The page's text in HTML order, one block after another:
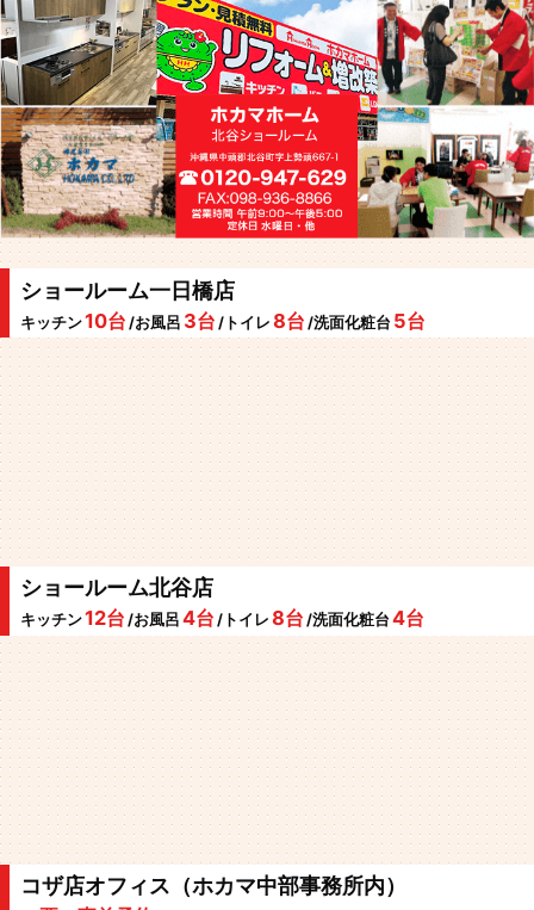
ショールーム一日橋店
キッチン10台 /お風呂 3台 /トイレ 8台 /洗面化粧台 5台
ショールーム北谷店
キッチン12台 /お風呂 4台 /トイレ 8台 /洗面化粧台 4台
コザ店オフィス（ホカマ中部事務所内）